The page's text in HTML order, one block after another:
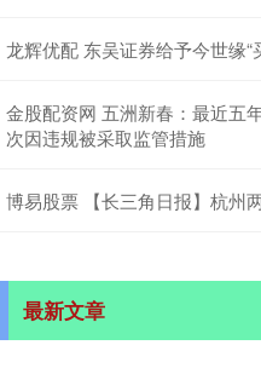
龙辉优配 东吴证券给予今世缘“
金股配资网 五洲新春：最近五
次因违规被采取监管措施
博易股票 【长三角日报】杭州
最新文章